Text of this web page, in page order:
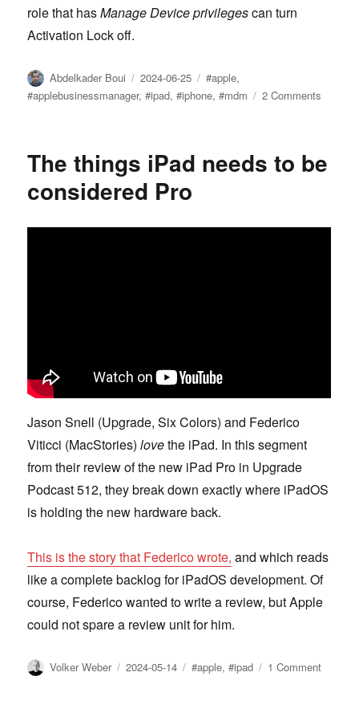
role that hasManage Device privilegescan turn
Activation Lock off.
Author
Abdelkader Boui
Posted
on
2024-06-25 Tags
#apple,
#applebusinessmanager,#ipad,#iphone,#mdm 2 Comments
Disable
The things iPad needs to be
considered Pro
Jason Snell (Upgrade, Six Colors) and Federico
Viticci (MacStories)lovethe iPad. In this segment
from their review of the new iPad Pro in Upgrade
Podcast 512, they break down exactly where iPadOS
is holding the new hardware back.
This is the story that Federico wrote, and which reads
like a complete backlog for iPadOS development. Of
course, Federico wanted to write a review, but Apple
could not spare a review unit for him.
Author
Volker Weber
Posted
2024-05-14 Tags
#apple,#ipad 1 Commenton